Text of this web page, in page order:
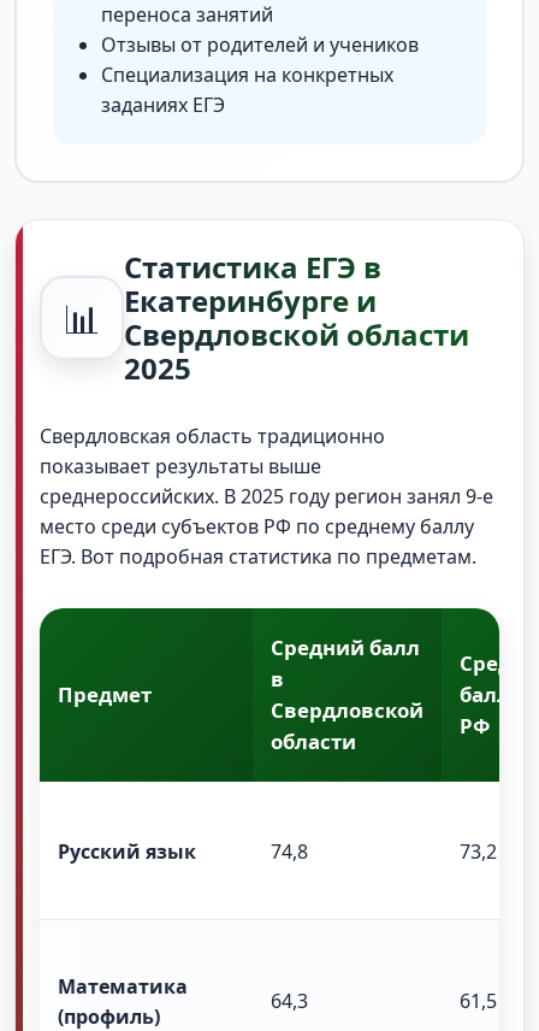
переноса занятий
Отзывы от родителей и учеников
Специализация на конкретных
заданиях ЕГЭ
📊
Статистика ЕГЭ в
Екатеринбурге и
Свердловской области
2025
Свердловская область традиционно
показывает результаты выше
среднероссийских. В 2025 году регион занял 9-е
место среди субъектов РФ по среднему баллу
ЕГЭ. Вот подробная статистика по предметам.
Предмет
Средний балл
в
Свердловской
области
балл по
РФ
Русский язык 74,8 73,2
Математика
(профиль)
64,3 61,5